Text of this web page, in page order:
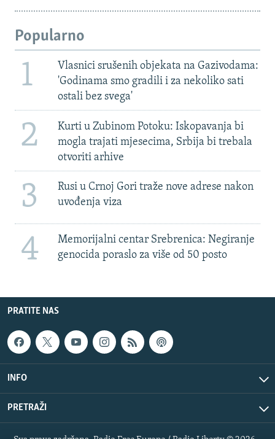
Popularno
1
Vlasnici srušenih objekata na Gazivodama:
'Godinama smo gradili i za nekoliko sati
ostali bez svega'
2
Kurti u Zubinom Potoku: Iskopavanja bi
mogla trajati mjesecima, Srbija bi trebala
otvoriti arhive
3
Rusi u Crnoj Gori traže nove adrese nakon
uvođenja viza
4
Memorijalni centar Srebrenica: Negiranje
genocida poraslo za više od 50 posto
PRATITE NAS
INFO
PRETRAŽI